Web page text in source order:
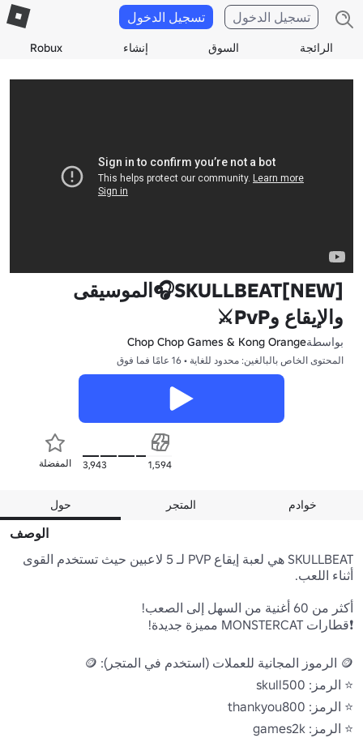
الرائجة السوق إنشاء Robux
تسجيل الدخول تسجيل الدخول
[NEW]SKULLBEAT🎧الموسيقى
والإيقاع وPvP⚔️
بواسطةChop Chop Games & Kong Orange
المحتوى الخاص بالبالغين: محدود للغاية • 16 عامًا فما فوق
المفضلة 3,943 1,594
حول المتجر خوادم
الوصف